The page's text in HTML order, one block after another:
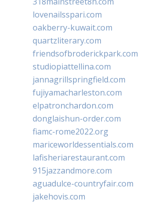
lovenailsspari.com
oakberry-kuwait.com
quartzliterary.com
friendsofbroderickpark.com
studiopiattellina.com
jannagrillspringfield.com
fujiyamacharleston.com
elpatronchardon.com
donglaishun-order.com
fiamc-rome2022.org
mariceworldessentials.com
lafisheriarestaurant.com
915jazzandmore.com
aguadulce-countryfair.com
jakehovis.com